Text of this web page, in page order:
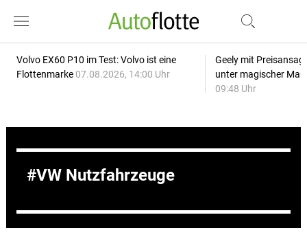
Volvo EX60 P10 im Test: Volvo ist eine
Flottenmarke 07.08.2026, 14:00 Uhr
Geely mit
unter magischer
09:48 Uhr
VW Nutzfahrzeuge